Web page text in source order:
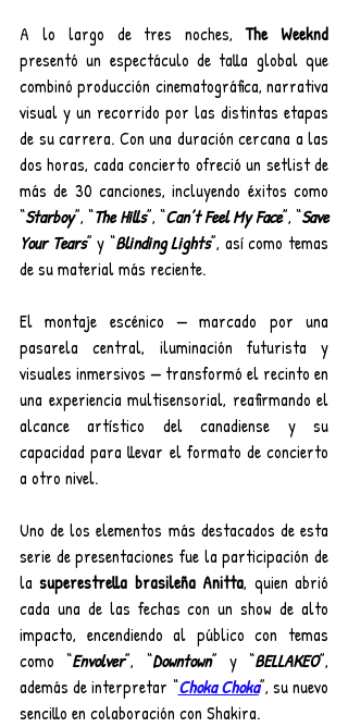
A lo largo de tres noches, The Weeknd
presentó un espectáculo de talla global que
combinó producción cinematográfica, narrativa
visual y un recorrido por las distintas etapas
de su carrera. Con una duración cercana a las
dos horas, cada concierto ofreció un setlist de
más de 30 canciones, incluyendo éxitos como
“Starboy”, “The Hills”, “Can’t Feel My Face”, “Save
Your Tears” y “Blinding Lights”, así como temas
de su material más reciente.
El montaje escénico — marcado por una
pasarela central, iluminación futurista y
visuales inmersivos — transformó el recinto en
una experiencia multisensorial, reafirmando el
alcance artístico del canadiense y su
capacidad para llevar el formato de concierto
a otro nivel.
Uno de los elementos más destacados de esta
serie de presentaciones fue la participación de
la superestrella brasileña Anitta, quien abrió
cada una de las fechas con un show de alto
impacto, encendiendo al público con temas
como “Envolver”, “Downtown” y “BELLAKEO”,
además de interpretar “Choka Choka”, su nuevo
sencillo en colaboración con Shakira.